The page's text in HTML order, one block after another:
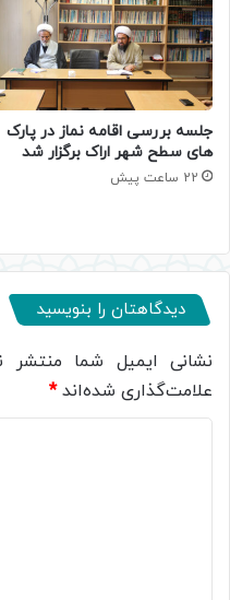
جلسه بررسی اقامه نماز در پارک
های سطح شهر اراک برگزار شد
22 ساعت پیش
دیدگاهتان را بنویسید
نشانی ایمیل شما منتشر
علامت‌گذاری شده‌اند*